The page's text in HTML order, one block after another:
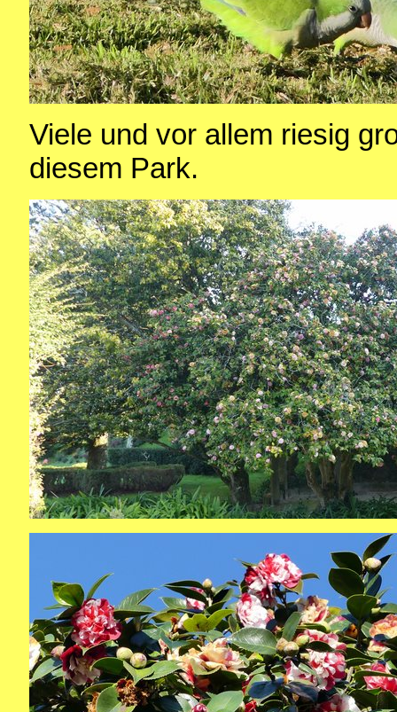
Viele und vor allem riesig
diesem Park.